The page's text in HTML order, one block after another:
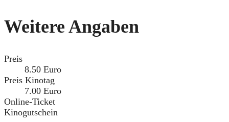
Weitere Angaben
Preis
8.50 Euro
Preis Kinotag
7.00 Euro
Online-Ticket
Kinogutschein